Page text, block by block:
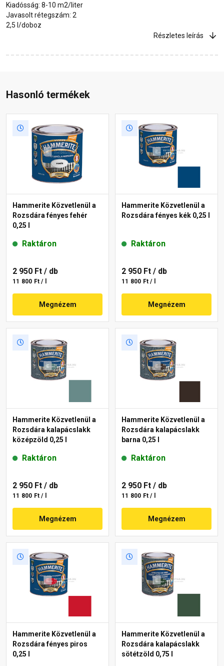
Kiadósság: 8-10 m2/liter
Javasolt rétegszám: 2
2,5 l/doboz
Részletes leírás
Hasonló termékek
Hammerite Közvetlenül a
Rozsdára fényes fehér
0,25 l
Raktáron
2 950 Ft / db
11 800 Ft / l
Megnézem
Hammerite Közvetlenül a
Rozsdára fényes kék 0,25 l
Raktáron
2 950 Ft / db
11 800 Ft / l
Megnézem
Hammerite Közvetlenül a
Rozsdára kalapácslakk
középzöld 0,25 l
Raktáron
2 950 Ft / db
11 800 Ft / l
Megnézem
Hammerite Közvetlenül a
Rozsdára kalapácslakk
barna 0,25 l
Raktáron
2 950 Ft / db
11 800 Ft / l
Megnézem
Hammerite Közvetlenül a
Rozsdára fényes piros
0,25 l
Hammerite Közvetlenül a
Rozsdára kalapácslakk
sötétzöld 0,75 l